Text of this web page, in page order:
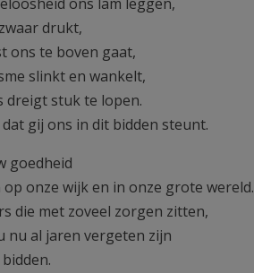
drukt,
ons te boven gaat,
slinkt en wankelt,
dreigt stuk te lopen.
gij ons in dit bidden steunt.
goedheid
onze wijk en in onze grote wereld.
die met zoveel zorgen zitten,
nu al jaren vergeten zijn